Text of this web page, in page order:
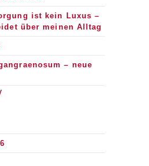
ist kein Luxus –
über meinen Alltag
– neue